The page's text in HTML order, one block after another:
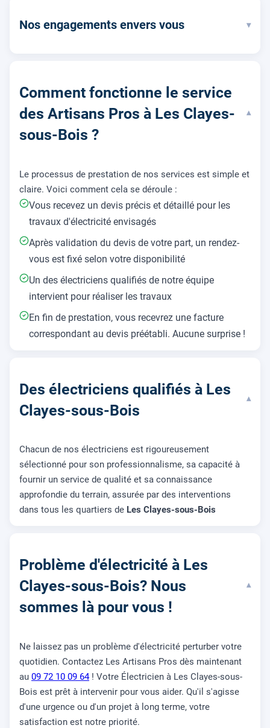
Nos engagements envers vous ▾
Comment fonctionne le service
des Artisans Pros à Les Clayes-
sous-Bois ?
▾
Le processus de prestation de nos services est simple et
claire. Voici comment cela se déroule :
Vous recevez un devis précis et détaillé pour les
travaux d'électricité envisagés
Après validation du devis de votre part, un rendez-
vous est fixé selon votre disponibilité
Un des électriciens qualifiés de notre équipe
intervient pour réaliser les travaux
En fin de prestation, vous recevrez une facture
correspondant au devis préétabli. Aucune surprise !
Des électriciens qualifiés à Les
Clayes-sous-Bois
▾
Chacun de nos électriciens est rigoureusement
sélectionné pour son professionnalisme, sa capacité à
fournir un service de qualité et sa connaissance
approfondie du terrain, assurée par des interventions
dans tous les quartiers de Les Clayes-sous-Bois
Problème d'électricité à Les
Clayes-sous-Bois? Nous
sommes là pour vous !
▾
Ne laissez pas un problème d'électricité perturber votre
quotidien. Contactez Les Artisans Pros dès maintenant
au 09 72 10 09 64! Votre Électricien à Les Clayes-sous-
Bois est prêt à intervenir pour vous aider. Qu'il s'agisse
d'une urgence ou d'un projet à long terme, votre
satisfaction est notre priorité.